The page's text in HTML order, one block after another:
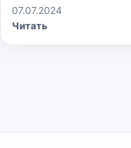
07.07.2024
Читать